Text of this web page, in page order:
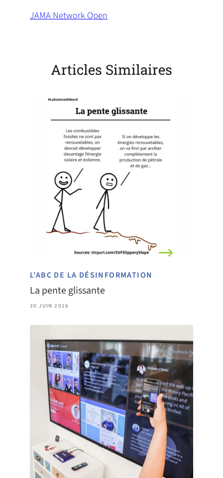
JAMA Network Open
(
e
n
i
n
a
n
e
w
t
a
Articles Similaires
L'ABC DE LA DÉSINFORMATION
La pente glissante
30 JUIN 2026